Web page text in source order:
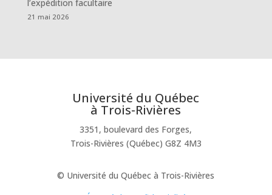
l’expédition facultaire
21 mai 2026
Université du Québec
à Trois-Rivières
3351, boulevard des Forges,
Trois-Rivières (Québec) G8Z 4M3
© Université du Québec à Trois-Rivières